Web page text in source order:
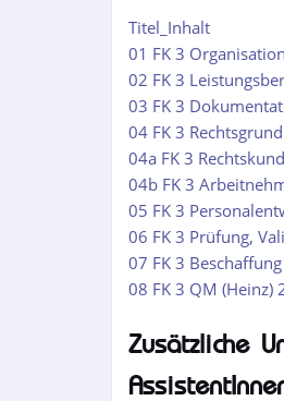
Titel_Inhalt
01 FK 3
02 FK 3
03 FK 3
04 FK 3
04a FK 3
04b FK 3
05 FK 3
06 FK 3 Prüfung,
07 FK 3
08 FK 3 QM (Heinz)
Zusätzliche